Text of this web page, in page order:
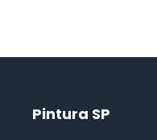
Pintura SP